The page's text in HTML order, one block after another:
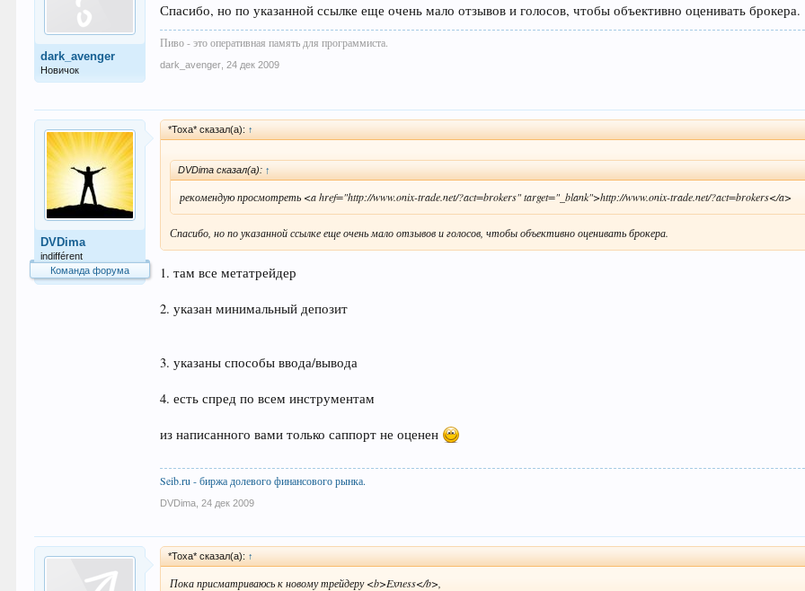
dark_avenger
Новичок
Спасибо, но по указанной ссылке еще очень мало отзывов и голосов, чтобы объективно оценивать брокера.
Пиво - это оперативная память для программиста.
dark_avenger 24 дек 2009
DVDima
indifférent
Команда форума
*Toxa* сказал(а): ↑
DVDima сказал(а): ↑
рекомендую просмотреть <a href="http://www.onix-trade.net/?act=brokers" target="_blank">http://www.onix-trade.net/?act=brokers</a>
Спасибо, но по указанной ссылке еще очень мало отзывов и голосов, чтобы объективно оценивать брокера.
1. там все метатрейдер
2. указан минимальный депозит
3. указаны способы ввода/вывода
4. есть спред по всем инструментам
из написанного вами только саппорт не оценен
Seib.ru - биржа долевого финансового рынка.
DVDima 24 дек 2009
*Toxa* сказал(а): ↑
Пока присматриваюсь к новому трейдеру <b>Exness</b>,